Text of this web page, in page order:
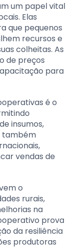
um papel vital
Elas
que pequenos
recursos e
colheitas. As
de preços
para
é o
insumos,
também
vendas de
o
rurais,
na
prova
da resiliência
produtoras